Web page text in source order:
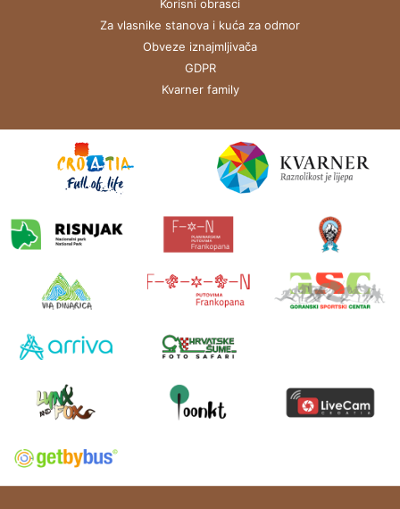
Korisni obrasci
Za vlasnike stanova i kuća za odmor
Obveze iznajmljivača
GDPR
Kvarner family